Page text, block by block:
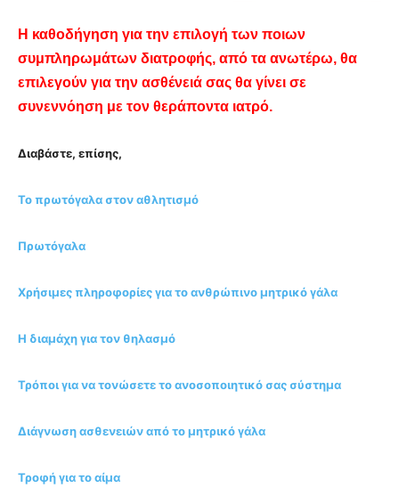
Η καθοδήγηση για την επιλογή των ποιων
συμπληρωμάτων διατροφής, από τα ανωτέρω, θα
επιλεγούν για την ασθένειά σας θα γίνει σε
συνεννόηση με τον θεράποντα ιατρό.
Διαβάστε, επίσης,
Το πρωτόγαλα στον αθλητισμό
Πρωτόγαλα
Χρήσιμες πληροφορίες για το ανθρώπινο μητρικό γάλα
Η διαμάχη για τον θηλασμό
Τρόποι για να τονώσετε το ανοσοποιητικό σας σύστημα
Διάγνωση ασθενειών από το μητρικό γάλα
Τροφή για το αίμα